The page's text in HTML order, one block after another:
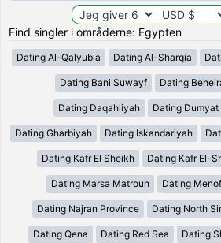
Find singler i områderne: Egypten
Dating Al-Qalyubia Dating Al-Sharqia
Dating Bani Suwayf Dating
Dating Daqahliyah Dating Dumyat
Dating Gharbiyah Dating Iskandariyah
Dating Kafr El Sheikh Dating Kafr El-
Dating Marsa Matrouh Dating
Dating Najran Province Dating North
Dating Qena Dating Red Sea Dating